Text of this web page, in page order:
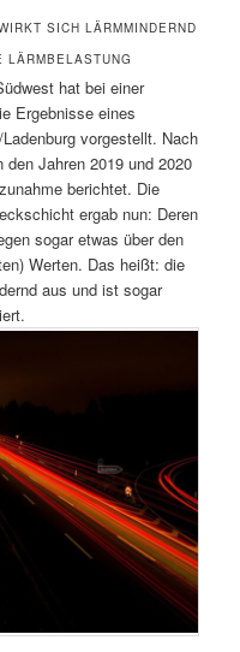
SICH LÄRMMINDERND
hat bei einer
Ergebnisse eines
vorgestellt. Nach
den Jahren 2019 und 2020
berichtet. Die
ergab nun: Deren
sogar etwas über den
Werten. Das heißt: die
aus und ist sogar